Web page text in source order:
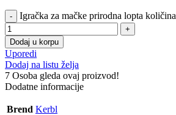
Igračka za mačke prirodna lopta količina
Dodaj u korpu
Uporedi
Dodaj na listu želja
7 Osoba gleda ovaj proizvod!
Dodatne informacije
Brend Kerbl